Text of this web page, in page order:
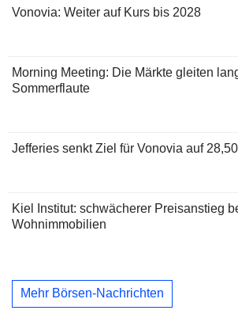
Vonovia: Weiter auf Kurs bis 2028
Morning Meeting: Die Märkte gleiten
Sommerflaute
Jefferies senkt Ziel für Vonovia auf
Kiel Institut: schwächerer Preisanstieg
Wohnimmobilien
Mehr Börsen-Nachrichten